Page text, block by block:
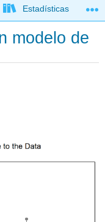
global
Estadísticas
modelo de